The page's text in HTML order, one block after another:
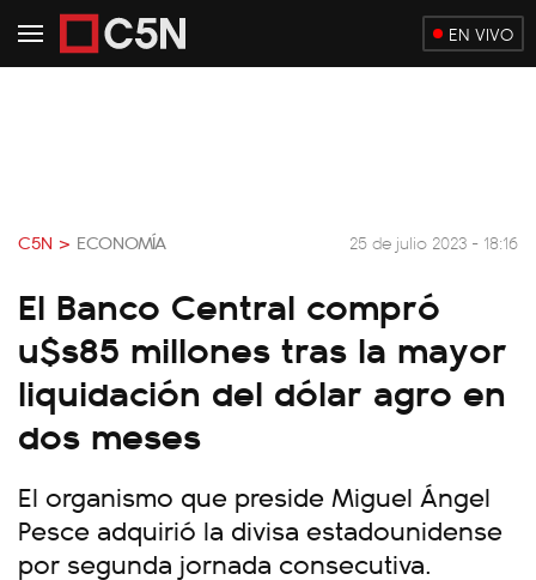
EN VIVO
C5N > ECONOMÍA 25 de julio 2023 - 18:16
El Banco Central compró
u$s85 millones tras la mayor
liquidación del dólar agro en
dos meses
El organismo que preside Miguel Ángel
Pesce adquirió la divisa estadounidense
por segunda jornada consecutiva.